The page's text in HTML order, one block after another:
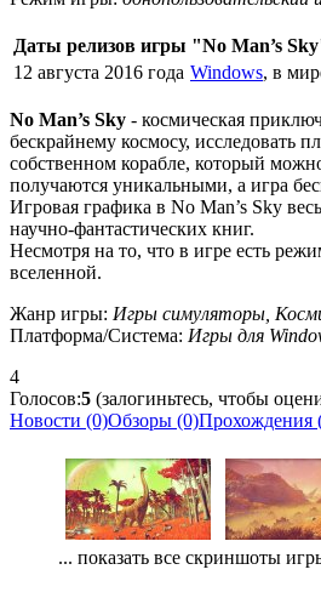
Даты релизов игры "No Man’s
12 августа 2016 года Windows, в
No Man’s Sky - космическая
бескрайнему космосу, исследовать
собственном корабле, который
получаются уникальными, а игра
Игровая графика в No Man’s Sky
научно-фантастических книг.
Несмотря на то, что в игре есть
вселенной.
Жанр игры: Игры симуляторы,
Платформа/Система: Игры для
4
Голосов:5 (залогиньтесь, чтобы
Новости (0)Обзоры (0)Прохождения
... показать все скриншоты